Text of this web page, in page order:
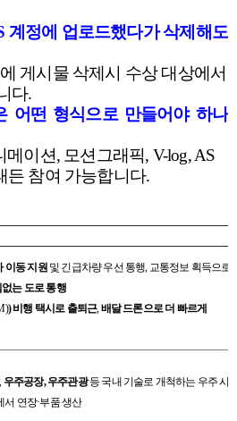
계정에 업로드했다가 삭제해도
게시물 삭제시 수상 대상에서
다.
어떤 형식으로 만들어야 하나
메이션, 모션그래픽, V-log, AS
든 참여 가능합니다.
이동 지원 및 긴급차량 우선 통행, 교통정보 획득으로
는 도로 통행
) 비행 택시로 출퇴근,배달 드론으로 더 빠르게
, 우주공장, 우주관광 등 국내 기술로 개척하는 우주 시
서 연장·부품 생산